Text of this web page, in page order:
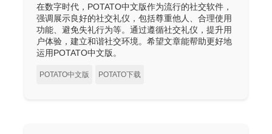
在数字时代，POTATO中文版作为流行的社交软件，
强调展示良好的社交礼仪，包括尊重他人、合理使用
功能、避免失礼行为等。通过遵循社交礼仪，提升用
户体验，建立和谐社交环境。希望文章能帮助更好地
运用POTATO中文版。
POTATO中文版 POTATO下载